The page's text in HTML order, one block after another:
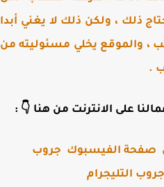
ذلك ، ولكن ذلك لا يغني أبدا
والموقع يخلي مسئوليته من
على الانترنت من هنا 👇 :
الفيسبوك جروب
التليجرام